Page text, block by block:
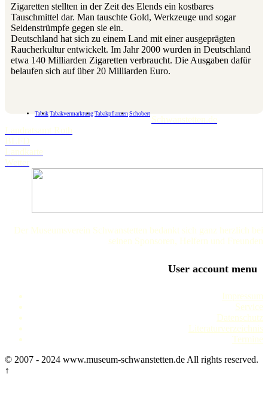
Zigaretten stellten in der Zeit des Elends ein kostbares
Tauschmittel dar. Man tauschte Gold, Werkzeuge und sogar
Seidenstrümpfe gegen sie ein.
Deutschland hat sich zu einem Land mit einer ausgeprägten
Raucherkultur entwickelt. Im Jahr 2000 wurden in Deutschland
etwa 140 Milliarden Zigaretten verbraucht. Die Ausgaben dafür
belaufen sich auf über 20 Milliarden Euro.
TabakTabakvermarktungTabakpflanzenSchobert
Schwanstetten.de
Landratsamt Roth
BLFD
Landkarte
Wetter
Der Museumsverein Schwanstetten bedankt sich ganz herzlich bei
seinen Sponsoren, Helfern und Freunden
User account menu
Impressum
Service
Datenschutz
Literaturverzeichnis
Termine
© 2007 - 2024 www.museum-schwanstetten.de All rights reserved.
↑